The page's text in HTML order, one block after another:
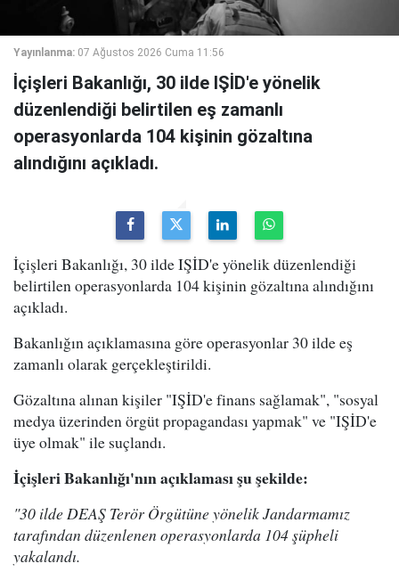
Yayınlanma: 07 Ağustos 2026 Cuma 11:56
İçişleri Bakanlığı, 30 ilde IŞİD'e yönelik
düzenlendiği belirtilen eş zamanlı
operasyonlarda 104 kişinin gözaltına
alındığını açıkladı.
İçişleri Bakanlığı, 30 ilde IŞİD'e yönelik düzenlendiği
belirtilen operasyonlarda 104 kişinin gözaltına alındığını
açıkladı.
Bakanlığın açıklamasına göre operasyonlar 30 ilde eş
zamanlı olarak gerçekleştirildi.
Gözaltına alınan kişiler "IŞİD'e finans sağlamak", "sosyal
medya üzerinden örgüt propagandası yapmak" ve "IŞİD'e
üye olmak" ile suçlandı.
İçişleri Bakanlığı'nın açıklaması şu şekilde:
"30 ilde DEAŞ Terör Örgütüne yönelik Jandarmamız
tarafından düzenlenen operasyonlarda 104 şüpheli
yakalandı.